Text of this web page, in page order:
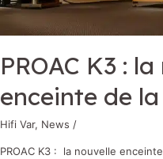
PROAC K3 :
enceinte de
Hifi Var, News /
PROAC K3 : la nouvelle